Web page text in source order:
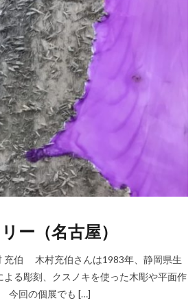
ー（名古屋）
充伯 木村充伯さんは1983年、静岡県生
る彫刻、クスノキを使った木彫や平面作
今回の個展でも […]